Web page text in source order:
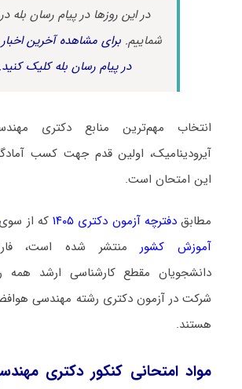
در این روزها در پیام رسان بله
شماییم.برای مشاهده آخرین
در پیام رسان بله کلیک کنید.
انتخاب مهم‌ترین منابع دکتری
آیرودینامیک، اولین قدم جهت کسب
این امتحان است.
مطابقدفترچه آزمون دکتری ۱۴۰۵ که از سوی
آموزش کشورمنتشر شده است،
دانشجویان مقطع کارشناسی ارشد همه
شرکت در آزمون دکتری رشته مهندسی
هستند.
مواد امتحانی کنکور دکتری